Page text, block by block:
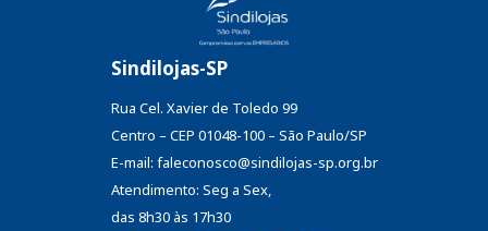
Sindilojas-SP
Rua Cel. Xavier de Toledo 99
Centro – CEP 01048-100 – São Paulo/SP
E-mail: faleconosco@sindilojas-sp.org.br
Atendimento: Seg a Sex,
das 8h30 às 17h30